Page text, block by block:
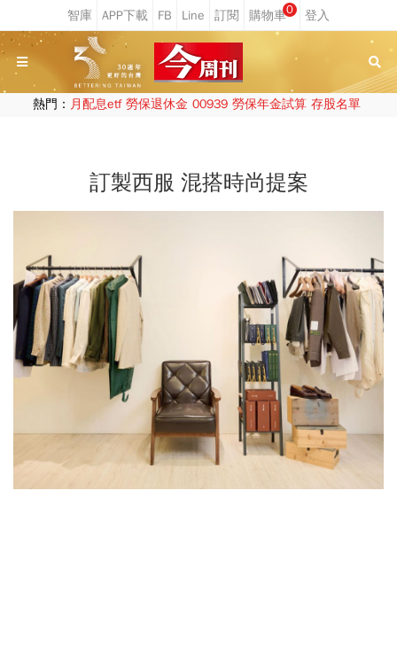
0
熱門： 月配息etf 勞保退休金 00939 勞保年金試算 存股名單
訂製西服 混搭時尚提案